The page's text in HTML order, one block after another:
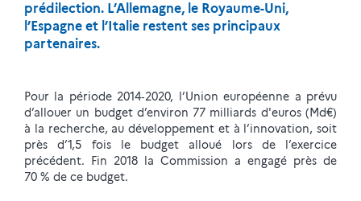
prédilection. L’Allemagne, le Royaume-Uni,
l’Espagne et l’Italie restent ses principaux
partenaires.
Pour la période 2014‑2020, l’Union européenne a prévu
d’allouer un budget d’environ 77 milliards d'euros (Md€)
à la recherche, au développement et à l’innovation, soit
près d’1,5 fois le budget alloué lors de l’exercice
précédent. Fin 2018 la Commission a engagé près de
70 % de ce budget.